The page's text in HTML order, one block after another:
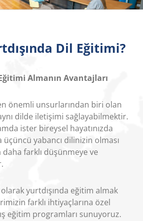
Dil Eğitimi?
Almanın Avantajları
önemli unsurlarından biri olan
dilde iletişimi sağlayabilmektir.
ister bireysel hayatınızda
yabancı dilinizin olması
farklı düşünmeye ve
yurtdışında eğitim almak
farklı ihtiyaçlarına özel
eğitim programları sunuyoruz.